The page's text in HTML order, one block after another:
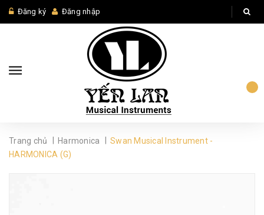
Đăng ký Đăng nhập
Trang chủ Harmonica
Swan Musical Instrument -
HARMONICA (G)